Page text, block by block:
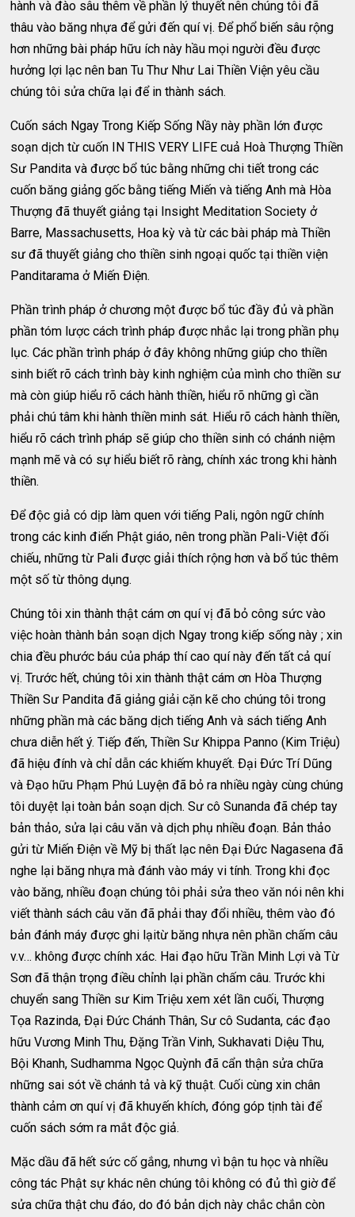
hành và đào sâu thêm về phần lý thuyết nên chúng tôi đã
thâu vào băng nhựa để gửi đến quí vị. Ðể phổ biến sâu rộng
hơn những bài pháp hữu ích này hầu mọi người đều được
hưởng lợi lạc nên ban Tu Thư Như Lai Thiền Viện yêu cầu
chúng tôi sửa chữa lại để in thành sách.
Cuốn sách Ngay Trong Kiếp Sống Nầy này phần lớn được
soạn dịch từ cuốn IN THIS VERY LIFE cuả Hoà Thượng Thiền
Sư Pandita và được bổ túc bằng những chi tiết trong các
cuốn băng giảng gốc bằng tiếng Miến và tiếng Anh mà Hòa
Thượng đã thuyết giảng tại Insight Meditation Society ở
Barre, Massachusetts, Hoa kỳ và từ các bài pháp mà Thiền
sư đã thuyết giảng cho thiền sinh ngoại quốc tại thiền viện
Panditarama ở Miến Ðiện.
Phần trình pháp ở chương một được bổ túc đầy đủ và phần
phần tóm lược cách trình pháp được nhắc lại trong phần phụ
lục. Các phần trình pháp ở đây không những giúp cho thiền
sinh biết rõ cách trình bày kinh nghiệm của mình cho thiền sư
mà còn giúp hiểu rõ cách hành thiền, hiểu rõ những gì cần
phải chú tâm khi hành thiền minh sát. Hiểu rõ cách hành thiền,
hiểu rõ cách trình pháp sẽ giúp cho thiền sinh có chánh niệm
mạnh mẽ và có sự hiểu biết rõ ràng, chính xác trong khi hành
thiền.
Ðể độc giả có dịp làm quen với tiếng Pali, ngôn ngữ chính
trong các kinh điển Phật giáo, nên trong phần Pali-Việt đối
chiếu, những từ Pali được giải thích rộng hơn và bổ túc thêm
một số từ thông dụng.
Chúng tôi xin thành thật cám ơn quí vị đã bỏ công sức vào
việc hoàn thành bản soạn dịch Ngay trong kiếp sống này ; xin
chia đều phước báu của pháp thí cao quí này đến tất cả quí
vị. Trước hết, chúng tôi xin thành thật cám ơn Hòa Thượng
Thiền Sư Pandita đã giảng giải cặn kẽ cho chúng tôi trong
những phần mà các băng dịch tiếng Anh và sách tiếng Anh
chưa diễn hết ý. Tiếp đến, Thiền Sư Khippa Panno (Kim Triệu)
đã hiệu đính và chỉ dẫn các khiếm khuyết. Ðại Ðức Trí Dũng
và Ðạo hữu Phạm Phú Luyện đã bỏ ra nhiều ngày cùng chúng
tôi duyệt lại toàn bản soạn dịch. Sư cô Sunanda đã chép tay
bản thảo, sửa lại câu văn và dịch phụ nhiều đoạn. Bản thảo
gửi từ Miến Ðiện về Mỹ bị thất lạc nên Ðại Ðức Nagasena đã
nghe lại băng nhựa mà đánh vào máy vi tính. Trong khi đọc
vào băng, nhiều đoạn chúng tôi phải sửa theo văn nói nên khi
viết thành sách câu văn đã phải thay đổi nhiều, thêm vào đó
bản đánh máy được ghi lạitừ băng nhựa nên phần chấm câu
v.v… không được chính xác. Hai đạo hữu Trần Minh Lợi và Từ
Sơn đã thận trọng điều chỉnh lại phần chấm câu. Trước khi
chuyển sang Thiền sư Kim Triệu xem xét lần cuối, Thượng
Tọa Razinda, Ðại Ðức Chánh Thân, Sư cô Sudanta, các đạo
hữu Vương Minh Thu, Ðặng Trần Vinh, Sukhavati Diệu Thu,
Bội Khanh, Sudhamma Ngọc Quỳnh đã cẩn thận sửa chữa
những sai sót về chánh tả và kỹ thuật. Cuối cùng xin chân
thành cảm ơn quí vị đã khuyến khích, đóng góp tịnh tài để
cuốn sách sớm ra mắt độc giả.
Mặc dầu đã hết sức cố gắng, nhưng vì bận tu học và nhiều
công tác Phật sự khác nên chúng tôi không có đủ thì giờ để
sửa chữa thật chu đáo, do đó bản dịch này chắc chắn còn